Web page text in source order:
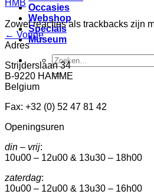
Occasies
Webshop
Specials
Museum
Zoeken
naar:
HMB
Zowel reacties als trackbacks zijn
← Vorige
Adres
Strijderslaan 34
B-9220 HAMME
Belgium
Fax: +32 (0) 52 47 81 42
Openingsuren
din – vrij:
10u00 – 12u00 & 13u30 – 18h00
zaterdag:
10u00 – 12u00 & 13u30 – 16h00